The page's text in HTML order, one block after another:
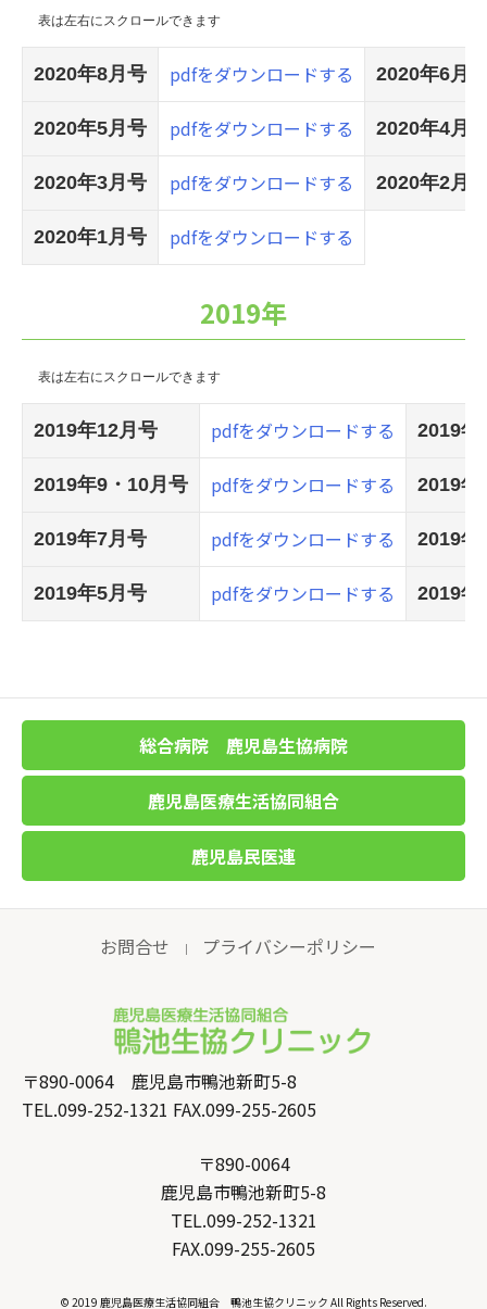
2020年8月号 pdfをダウンロードする 2020年6月
2020年5月号 pdfをダウンロードする 2020年4月
2020年3月号 pdfをダウンロードする 2020年2月
2020年1月号 pdfをダウンロードする
2019年
2019年12月号 pdfをダウンロードする 2019年
2019年9・10月号 pdfをダウンロードする 2019年
2019年7月号 pdfをダウンロードする 2019年
2019年5月号 pdfをダウンロードする 2019年
総合病院 鹿児島生協病院
鹿児島医療生活協同組合
鹿児島民医連
お問合せ ｜ プライバシーポリシー
〒890-0064 鹿児島市鴨池新町5-8
TEL.099-252-1321 FAX.099-255-2605
〒890-0064
鹿児島市鴨池新町5-8
TEL.099-252-1321
FAX.099-255-2605
© 2019 鹿児島医療生活協同組合 鴨池生協クリニック All Rights Reserved.